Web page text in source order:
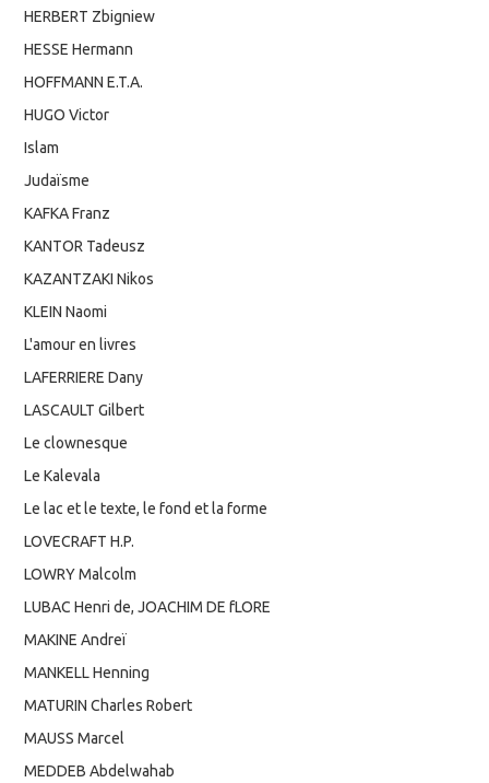
HERBERT Zbigniew
HESSE Hermann
HOFFMANN E.T.A.
HUGO Victor
Islam
Judaïsme
KAFKA Franz
KANTOR Tadeusz
KAZANTZAKI Nikos
KLEIN Naomi
L'amour en livres
LAFERRIERE Dany
LASCAULT Gilbert
Le clownesque
Le Kalevala
Le lac et le texte, le fond et la forme
LOVECRAFT H.P.
LOWRY Malcolm
LUBAC Henri de, JOACHIM DE fLORE
MAKINE Andreï
MANKELL Henning
MATURIN Charles Robert
MAUSS Marcel
MEDDEB Abdelwahab